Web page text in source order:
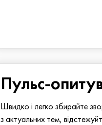
Пульс-
Швидко і легко збирайте
з актуальних тем,